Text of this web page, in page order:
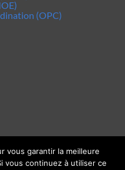
(OPC)
vous garantir la meilleure
vous continuez à utiliser ce